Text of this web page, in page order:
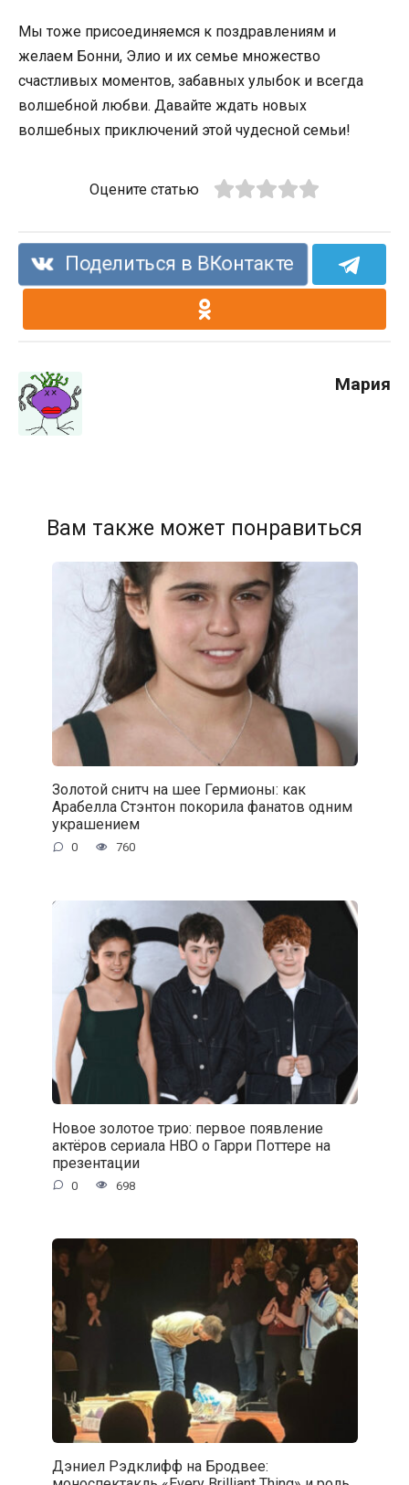
Мы тоже присоединяемся к поздравлениям и
желаем Бонни, Элио и их семье множество
счастливых моментов, забавных улыбок и всегда
волшебной любви. Давайте ждать новых
волшебных приключений этой чудесной семьи!
Оцените статью
Поделиться в ВКонтакте
Мария
Вам также может понравиться
Золотой снитч на шее Гермионы: как
Арабелла Стэнтон покорила фанатов одним
украшением
0 760
Новое золотое трио: первое появление
актёров сериала HBO о Гарри Поттере на
презентации
0 698
Дэниел Рэдклифф на Бродвее: